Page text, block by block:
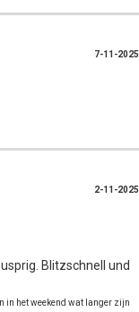
7-11-2025
Blitzschnell und
in het weekend wat langer zijn
2-11-2025